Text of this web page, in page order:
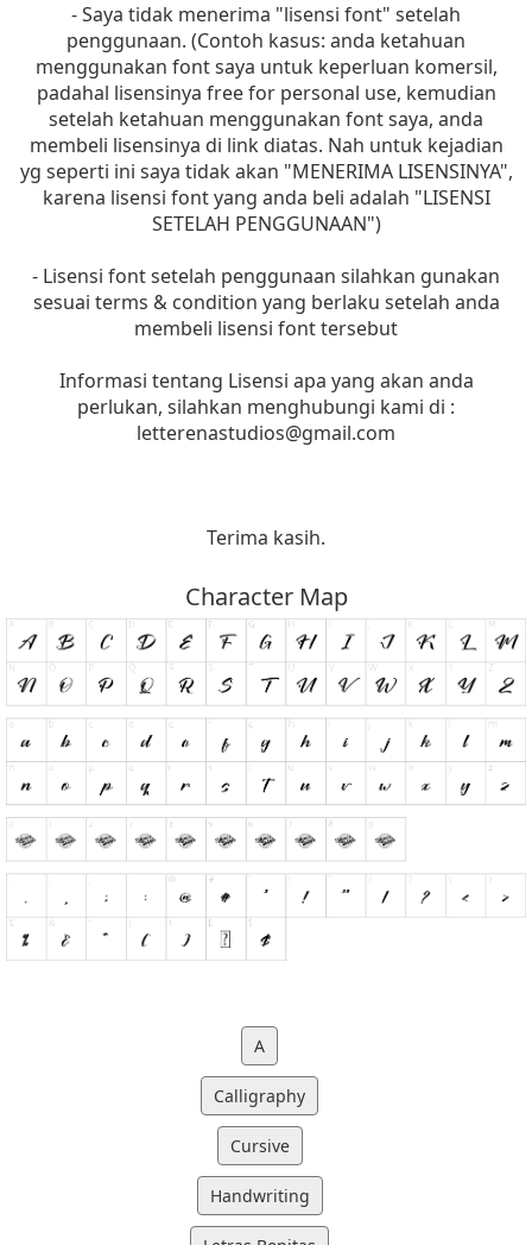
- Saya tidak menerima "lisensi font" setelah
penggunaan. (Contoh kasus: anda ketahuan
menggunakan font saya untuk keperluan komersil,
padahal lisensinya free for personal use, kemudian
setelah ketahuan menggunakan font saya, anda
membeli lisensinya di link diatas. Nah untuk kejadian
yg seperti ini saya tidak akan "MENERIMA LISENSINYA",
karena lisensi font yang anda beli adalah "LISENSI
SETELAH PENGGUNAAN")
- Lisensi font setelah penggunaan silahkan gunakan
sesuai terms & condition yang berlaku setelah anda
membeli lisensi font tersebut
Informasi tentang Lisensi apa yang akan anda
perlukan, silahkan menghubungi kami di :
letterenastudios@gmail.com
Terima kasih.
Character Map
A
Calligraphy
Cursive
Handwriting